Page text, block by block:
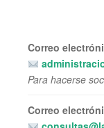
Correo
Para hacerse
Correo